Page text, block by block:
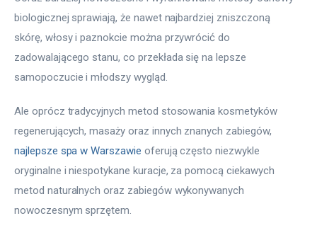
biologicznej sprawiają, że nawet najbardziej zniszczoną
skórę, włosy i paznokcie można przywrócić do
zadowalającego stanu, co przekłada się na lepsze
samopoczucie i młodszy wygląd.
Ale oprócz tradycyjnych metod stosowania kosmetyków
regenerujących, masaży oraz innych znanych zabiegów,
najlepsze spa w Warszawie oferują często niezwykle
oryginalne i niespotykane kuracje, za pomocą ciekawych
metod naturalnych oraz zabiegów wykonywanych
nowoczesnym sprzętem.